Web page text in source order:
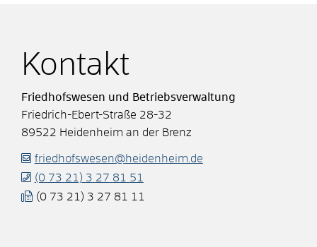
Kontakt
Friedhofswesen und Betriebsverwaltung
Friedrich-Ebert-Straße 28-32
89522 Heidenheim an der Brenz
friedhofswesen@heidenheim.de
(0 73 21) 3 27 81 51
(0 73 21) 3 27 81 11